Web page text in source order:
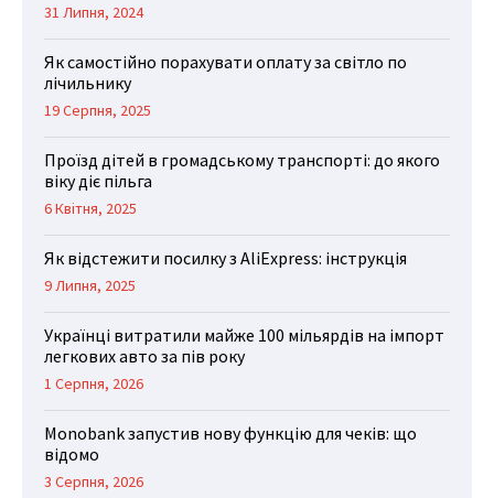
31 Липня, 2024
Як самостійно порахувати оплату за світло по
лічильнику
19 Серпня, 2025
Проїзд дітей в громадському транспорті: до якого
віку діє пільга
6 Квітня, 2025
Як відстежити посилку з AliExpress: інструкція
9 Липня, 2025
Українці витратили майже 100 мільярдів на імпорт
легкових авто за пів року
1 Серпня, 2026
Monobank запустив нову функцію для чеків: що
відомо
3 Серпня, 2026